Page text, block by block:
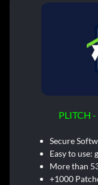
PLITCH
Secure
Easy to use:
More than
+1000